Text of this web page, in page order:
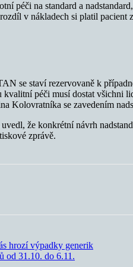
péči na standard a
v nákladech si platil pacient
se staví rezervovaně k
péči musí dostat všichni
Kolovratníka se zavedením
že konkrétní návrh
zprávě.
hrozí výpadky generik
od 31.10. do 6.11.